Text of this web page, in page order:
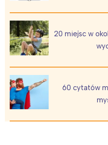
20 miejsc w
60 cytatów